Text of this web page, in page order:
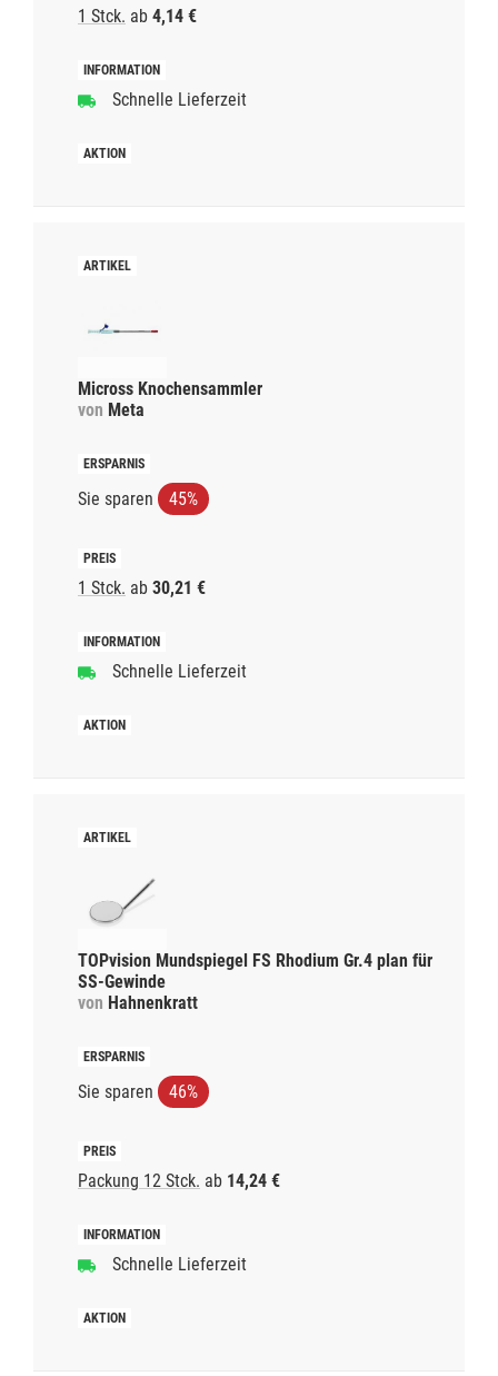
1 Stck. ab 4,14 €
Schnelle Lieferzeit
Micross Knochensammler
von Meta
Sie sparen 45%
1 Stck. ab 30,21 €
Schnelle Lieferzeit
TOPvision Mundspiegel FS Rhodium Gr.4 plan für
SS-Gewinde
von Hahnenkratt
Sie sparen 46%
Packung 12 Stck. ab 14,24 €
Schnelle Lieferzeit